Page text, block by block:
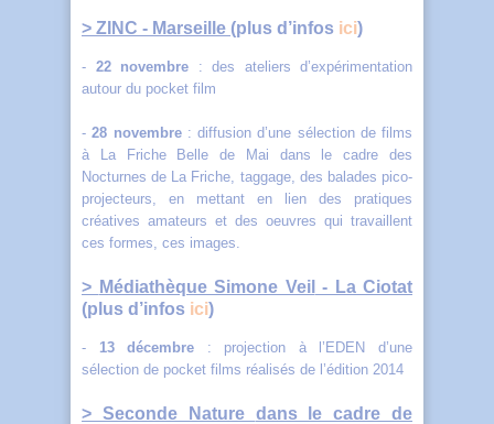
> ZINC - Marseille (plus d’infos ici)
- 22 novembre : des ateliers d’expérimentation
autour du pocket film
-28 novembre: diffusion d’une sélection de films
à La Friche Belle de Mai dans le cadre des
Nocturnes de La Friche, taggage, des balades pico-
projecteurs, en mettant en lien des pratiques
créatives amateurs et des oeuvres qui travaillent
ces formes, ces images.
> Médiathèque Simone Veil - La Ciotat
(plus d’infos ici)
- 13 décembre : projection à l’EDEN d’une
sélection de pocket films réalisés de l’édition 2014
> Seconde Nature dans le cadre de